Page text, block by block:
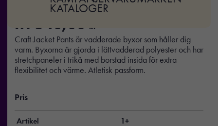
KATALOGER
fr. 640,00 kr
Craft Jacket Pants är vadderade byxor som håller dig
varm. Byxorna är gjorda i lättvadderad polyester och har
stretchpaneler i trikå med borstad insida för extra
flexibilitet och värme. Atletisk passform.
Pris
Artikel
1+